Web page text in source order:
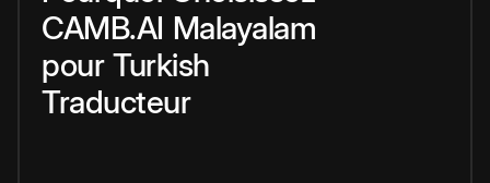
CAMB.AI Malayalam
pour Turkish
Traducteur